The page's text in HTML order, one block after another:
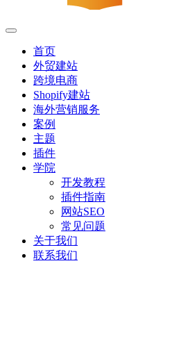
首页
外贸建站
跨境电商
Shopify建站
海外营销服务
案例
主题
插件
学院
开发教程
插件指南
网站SEO
常见问题
关于我们
联系我们